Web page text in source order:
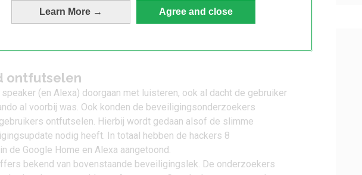
Learn More → Agree and close
ontfutselen
(en Alexa) doorgaan met luisteren, ook al dacht de gebruiker
al voorbij was. Ook konden de beveiligingsonderzoekers
ontfutselen. Hierbij wordt gedaan alsof de slimme
nodig heeft. In totaal hebben de hackers 8
de Google Home en Alexa aangetoond.
bekend van bovenstaande beveiligingslek. De onderzoekers